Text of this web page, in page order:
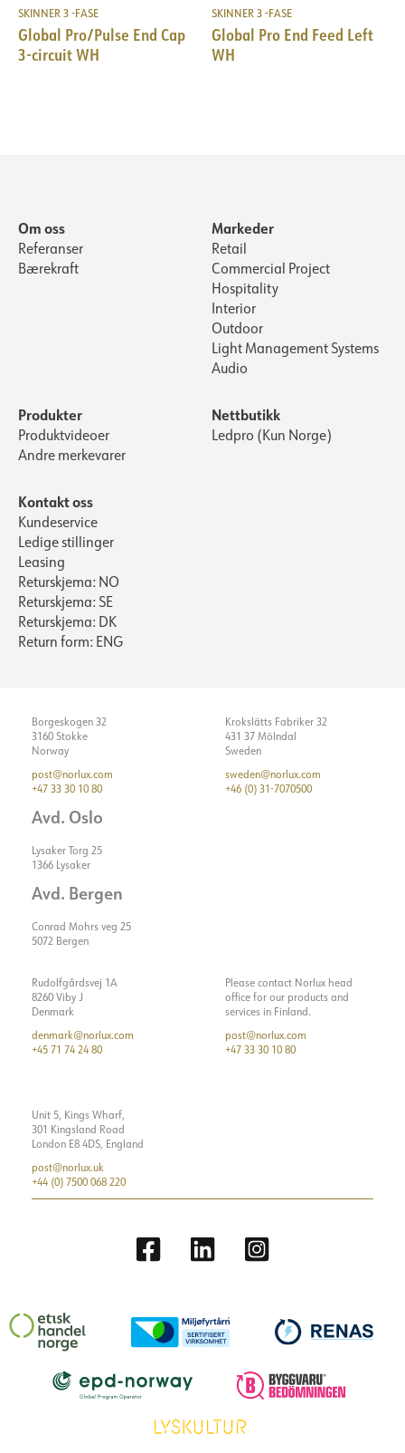
SKINNER 3 -FASE
Global Pro/Pulse End Cap
3-circuit WH
SKINNER 3 -FASE
Global Pro End Feed Left
WH
Om oss
Referanser
Bærekraft
Markeder
Retail
Commercial Project
Hospitality
Interior
Outdoor
Light Management Systems
Audio
Produkter
Produktvideoer
Andre merkevarer
Nettbutikk
Ledpro (Kun Norge)
Kontakt oss
Kundeservice
Ledige stillinger
Leasing
Returskjema: NO
Returskjema: SE
Returskjema: DK
Return form: ENG
Borgeskogen 32
3160 Stokke
Norway
post@norlux.com
+47 33 30 10 80
Avd. Oslo
Lysaker Torg 25
1366 Lysaker
Avd. Bergen
Conrad Mohrs veg 25
5072 Bergen
Krokslätts Fabriker 32
431 37 Mölndal
Sweden
sweden@norlux.com
+46 (0) 31-7070500
Rudolfgårdsvej 1A
8260 Viby J
Denmark
denmark@norlux.com
+45 71 74 24 80
Please contact Norlux head
office for our products and
services in Finland.
post@norlux.com
+47 33 30 10 80
Unit 5, Kings Wharf,
301 Kingsland Road
London E8 4DS, England
post@norlux.uk
+44 (0) 7500 068 220